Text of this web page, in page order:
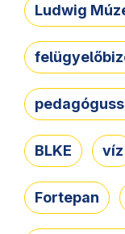
Ludwig
BLKE víz
Fortepan